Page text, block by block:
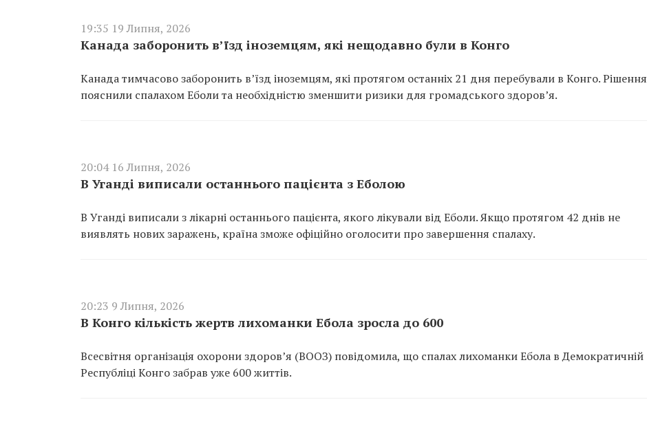
19:35 19 Липня, 2026
Канада заборонить в’їзд іноземцям, які нещодавно були в Конго
Канада тимчасово заборонить в’їзд іноземцям, які протягом останніх 21 дня перебували в Конго. Рішення
пояснили спалахом Еболи та необхідністю зменшити ризики для громадського здоров’я.
20:04 16 Липня, 2026
В Уганді виписали останнього пацієнта з Еболою
В Уганді виписали з лікарні останнього пацієнта, якого лікували від Еболи. Якщо протягом 42 днів не
виявлять нових заражень, країна зможе офіційно оголосити про завершення спалаху.
20:23 9 Липня, 2026
В Конго кількість жертв лихоманки Ебола зросла до 600
Всесвітня організація охорони здоров’я (ВООЗ) повідомила, що спалах лихоманки Ебола в Демократичній
Республіці Конго забрав уже 600 життів.